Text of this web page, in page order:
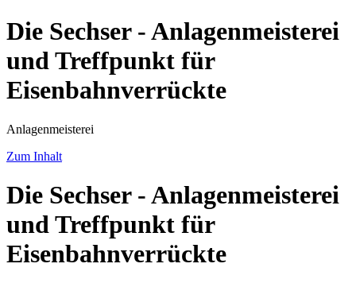
Die Sechser - Anlagenmeisterei
und Treffpunkt für
Eisenbahnverrückte
Anlagenmeisterei
Zum Inhalt
Die Sechser - Anlagenmeisterei
und Treffpunkt für
Eisenbahnverrückte